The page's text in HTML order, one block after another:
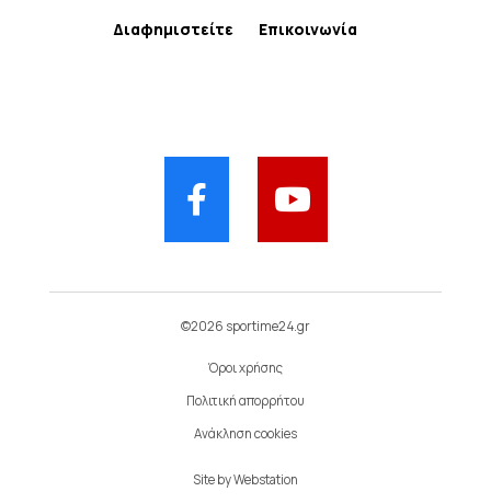
Διαφημιστείτε Επικοινωνία
©2026 sportime24.gr
Όροι χρήσης
Πολιτική απορρήτου
Ανάκληση cookies
Site byWebstation